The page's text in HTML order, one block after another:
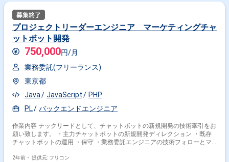
プロジェクトリーダーエンジニア マーケティングチャ
ットボット開発
750,000円/月
業務委託(フリーランス)
東京都
Java
JavaScript
PHP
PL
バックエンドエンジニア
作業内容 テックリードとして、チャットボットの新規開発の技術牽引をお
願い致します。 ・主力チャットボットの新規開発ディレクション ・既存
チャットボットの運用 ・保守 ・業務委託エンジニアの技術フォローとマ
2年前・ 提供元: フリコン